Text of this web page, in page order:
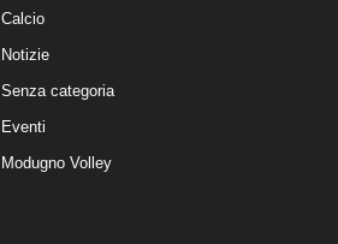
Calcio
Notizie
Senza categoria
Eventi
Modugno Volley